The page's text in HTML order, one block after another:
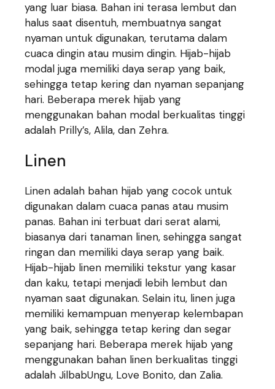
yang luar biasa. Bahan ini terasa lembut dan
halus saat disentuh, membuatnya sangat
nyaman untuk digunakan, terutama dalam
cuaca dingin atau musim dingin. Hijab-hijab
modal juga memiliki daya serap yang baik,
sehingga tetap kering dan nyaman sepanjang
hari. Beberapa merek hijab yang
menggunakan bahan modal berkualitas tinggi
adalah Prilly’s, Alila, dan Zehra.
Linen
Linen adalah bahan hijab yang cocok untuk
digunakan dalam cuaca panas atau musim
panas. Bahan ini terbuat dari serat alami,
biasanya dari tanaman linen, sehingga sangat
ringan dan memiliki daya serap yang baik.
Hijab-hijab linen memiliki tekstur yang kasar
dan kaku, tetapi menjadi lebih lembut dan
nyaman saat digunakan. Selain itu, linen juga
memiliki kemampuan menyerap kelembapan
yang baik, sehingga tetap kering dan segar
sepanjang hari. Beberapa merek hijab yang
menggunakan bahan linen berkualitas tinggi
adalah JilbabUngu, Love Bonito, dan Zalia.